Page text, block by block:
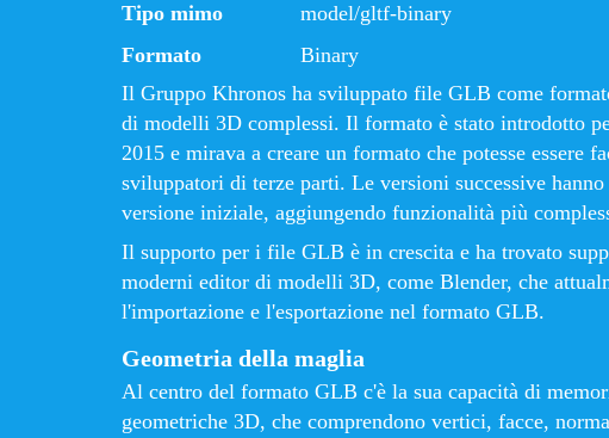
Tipo mimo
model/gltf-binary
Formato
Binary
Il Gruppo Khronos ha sviluppato file GLB come
di modelli 3D complessi. Il formato è stato introdotto
2015 e mirava a creare un formato che potesse essere
sviluppatori di terze parti. Le versioni successive hanno
versione iniziale, aggiungendo funzionalità più
Il supporto per i file GLB è in crescita e ha trovato
moderni editor di modelli 3D, come Blender, che
l'importazione e l'esportazione nel formato GLB.
Geometria della maglia
Al centro del formato GLB c'è la sua capacità di
geometriche 3D, che comprendono vertici, facce,